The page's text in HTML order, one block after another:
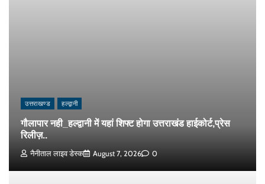
उत्तराखण्ड हल्द्वानी
गौलापार नही_हल्द्वानी में यहां शिफ्ट होगा उत्तराखंड हाईकोर्ट,प्रेस
रिलीज़..
नैनीताल लाइव डेस्क August 7, 2026 0